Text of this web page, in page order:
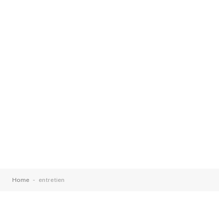
Home - entretien